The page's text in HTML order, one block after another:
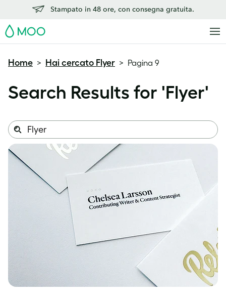
Stampato in 48 ore, con consegna gratuita.
MOO
Home > Hai cercato Flyer > Pagina 9
Search Results for 'Flyer'
Search
this
site:
Search